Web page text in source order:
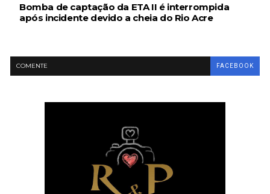
Bomba de captação da ETA II é interrompida
após incidente devido a cheia do Rio Acre
COMENTE FACEBOOK